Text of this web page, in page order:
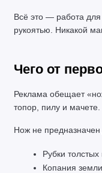
Всё это — работа
рукоятью. Никакой
Чего от
Реклама обещает
топор, пилу и мачете.
Нож не предназначен
Рубки
Копания